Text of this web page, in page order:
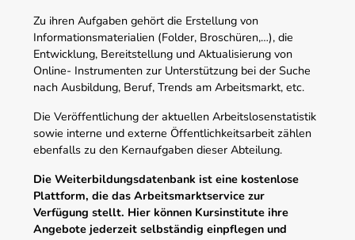
Zu ihren Aufgaben gehört die Erstellung von
Informationsmaterialien (Folder, Broschüren,…), die
Entwicklung, Bereitstellung und Aktualisierung von
Online- Instrumenten zur Unterstützung bei der Suche
nach Ausbildung, Beruf, Trends am Arbeitsmarkt, etc.
Die Veröffentlichung der aktuellen Arbeitslosenstatistik
sowie interne und externe Öffentlichkeitsarbeit zählen
ebenfalls zu den Kernaufgaben dieser Abteilung.
Die Weiterbildungsdatenbank ist eine kostenlose
Plattform, die das Arbeitsmarktservice zur
Verfügung stellt. Hier können Kursinstitute ihre
Angebote jederzeit selbständig einpflegen und